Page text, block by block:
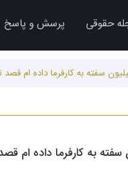
حقوقی پرسش و پاسخ
سفته به کارفرما داده ام قصد
به کارفرما داده ام